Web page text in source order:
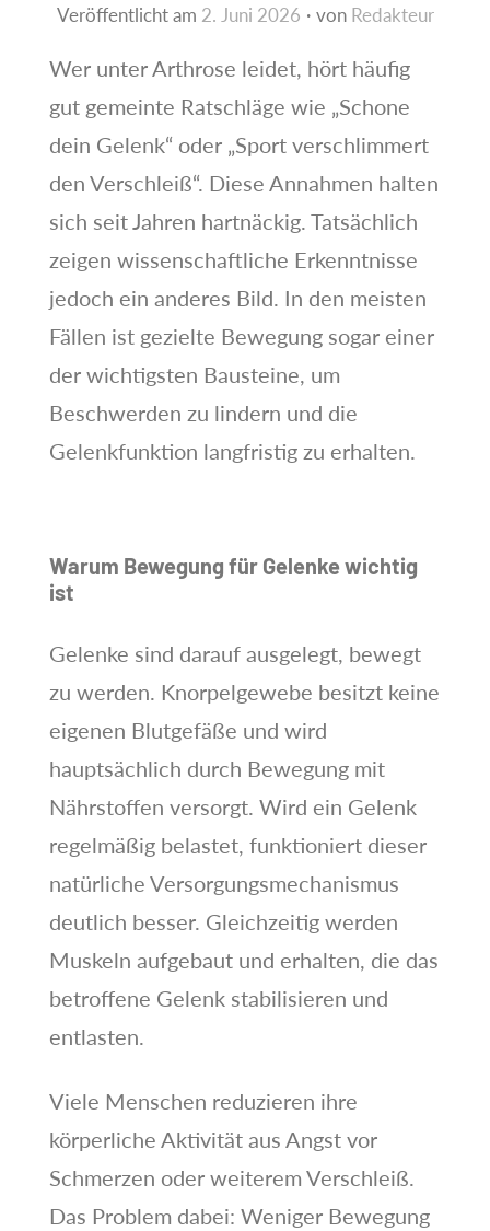
Veröffentlicht am 2. Juni 2026 von Redakteur
Wer unter Arthrose leidet, hört häufig
gut gemeinte Ratschläge wie „Schone
dein Gelenk“ oder „Sport verschlimmert
den Verschleiß“. Diese Annahmen halten
sich seit Jahren hartnäckig. Tatsächlich
zeigen wissenschaftliche Erkenntnisse
jedoch ein anderes Bild. In den meisten
Fällen ist gezielte Bewegung sogar einer
der wichtigsten Bausteine, um
Beschwerden zu lindern und die
Gelenkfunktion langfristig zu erhalten.
Warum Bewegung für Gelenke wichtig
ist
Gelenke sind darauf ausgelegt, bewegt
zu werden. Knorpelgewebe besitzt keine
eigenen Blutgefäße und wird
hauptsächlich durch Bewegung mit
Nährstoffen versorgt. Wird ein Gelenk
regelmäßig belastet, funktioniert dieser
natürliche Versorgungsmechanismus
deutlich besser. Gleichzeitig werden
Muskeln aufgebaut und erhalten, die das
betroffene Gelenk stabilisieren und
entlasten.
Viele Menschen reduzieren ihre
körperliche Aktivität aus Angst vor
Schmerzen oder weiterem Verschleiß.
Das Problem dabei: Weniger Bewegung